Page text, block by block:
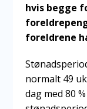
hvis begge
foreldrene
normalt 49
dag med 80